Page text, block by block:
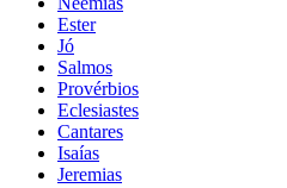
Ester
Jó
Salmos
Provérbios
Eclesiastes
Cantares
Isaías
Jeremias